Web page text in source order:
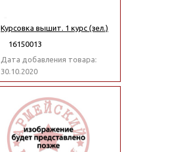
Курсовка вышит. 1 курс (зел.)
16150013
Дата добавления товара:
30.10.2020